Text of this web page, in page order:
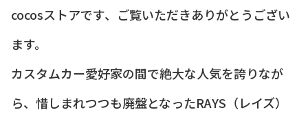
cocosストアです、ご覧いただきありがとうござい
ます。
カスタムカー愛好家の間で絶大な人気を誇りなが
ら、惜しまれつつも廃盤となったRAYS（レイズ）